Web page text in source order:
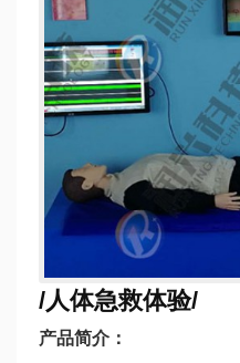
/人体急救体验/
产品简介：